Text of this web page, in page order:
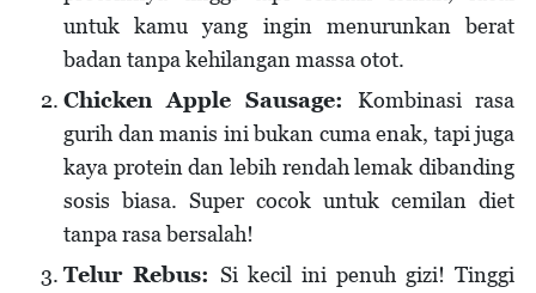
untuk kamu yang ingin menurunkan berat
badan tanpa kehilangan massa otot.
Chicken Apple Sausage: Kombinasi rasa
gurih dan manis ini bukan cuma enak, tapi juga
kaya protein dan lebih rendah lemak dibanding
sosis biasa. Super cocok untuk cemilan diet
tanpa rasa bersalah!
Telur Rebus: Si kecil ini penuh gizi! Tinggi